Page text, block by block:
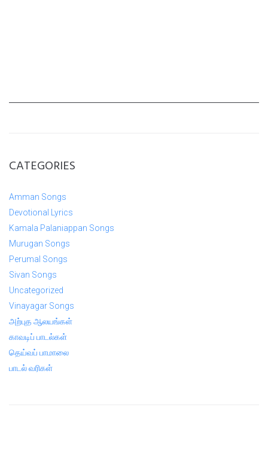
CATEGORIES
Amman Songs
Devotional Lyrics
Kamala Palaniappan Songs
Murugan Songs
Perumal Songs
Sivan Songs
Uncategorized
Vinayagar Songs
அற்புத ஆலயங்கள்
காவடிப் பாடல்கள்
தெய்வப் பாமாலை
பாடல் வரிகள்